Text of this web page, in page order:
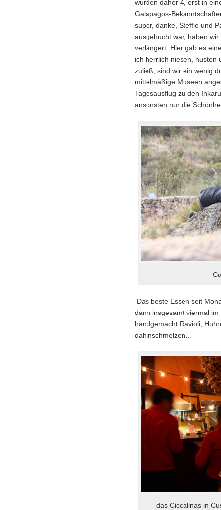
wurden daher 4, erst in
Galapagos-
super, danke, Steffie und
ausgebucht war, haben
verlängert. Hier gab es
ich herrlich niesen, husten
zuließ, sind wir ein wenig
mittelmäßige Museen
Tagesausflug zu den
ansonsten nur die
Das beste Essen seit
dann insgesamt viermal im
handgemacht Ravioli,
dahinschmelzen…
das Ciccalinas in